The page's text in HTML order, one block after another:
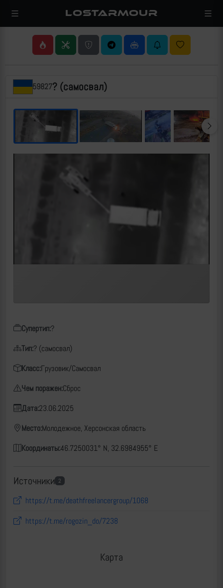
LOSTARMOUR
59827? (самосвал)
Супертип:?
Тип:? (самосвал)
Класс:Грузовик/Самосвал
Чем поражен:Сброс
Дата:23.06.2025
Место:Молодежное, Херсонская область
Координаты:46.7250031° N, 32.6984955° E
Источники 2
https://t.me/deathfreelancergroup/1068
https://t.me/rogozin_do/7238
Карта